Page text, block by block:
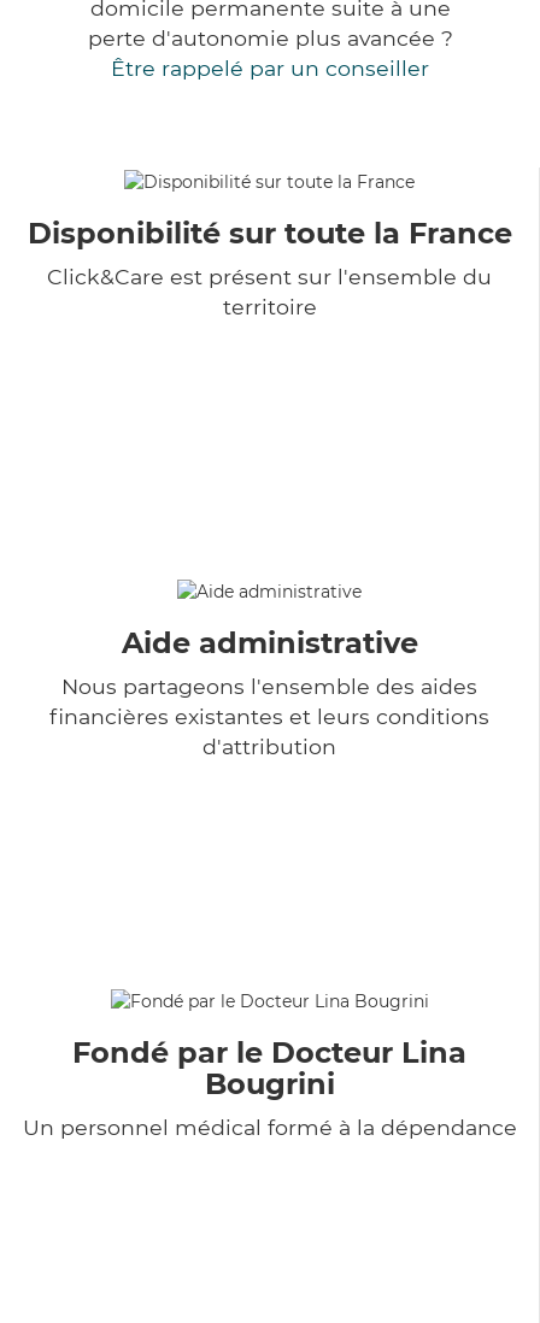
domicile permanente suite à une
perte d'autonomie plus avancée ?
Être rappelé par un conseiller
Disponibilité sur toute la France
Click&Care est présent sur l'ensemble du
territoire
Aide administrative
Nous partageons l'ensemble des aides
financières existantes et leurs conditions
d'attribution
Fondé par le Docteur Lina
Bougrini
Un personnel médical formé à la dépendance